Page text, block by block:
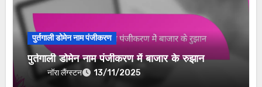
पुर्तगाली डोमेन नाम पंजीकरण
पुर्तगाली डोमेन नाम पंजीकरण में बाजार के रुझान
नॉरा लैंग्स्टन 13/11/2025